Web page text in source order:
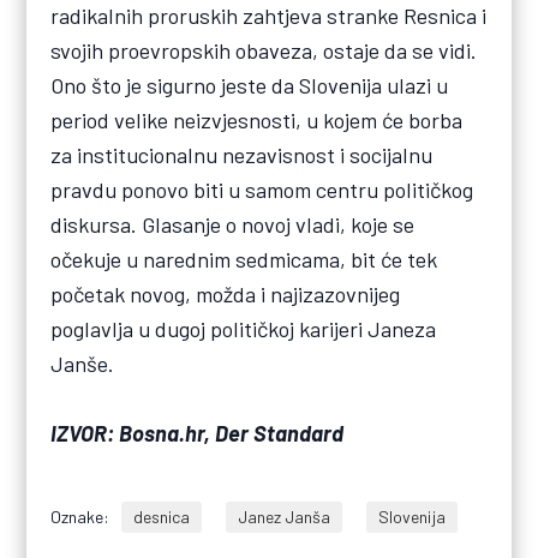
radikalnih proruskih zahtjeva stranke Resnica i
svojih proevropskih obaveza, ostaje da se vidi.
Ono što je sigurno jeste da Slovenija ulazi u
period velike neizvjesnosti, u kojem će borba
za institucionalnu nezavisnost i socijalnu
pravdu ponovo biti u samom centru političkog
diskursa. Glasanje o novoj vladi, koje se
očekuje u narednim sedmicama, bit će tek
početak novog, možda i najizazovnijeg
poglavlja u dugoj političkoj karijeri Janeza
Janše.
IZVOR: Bosna.hr, Der Standard
Oznake: desnica Janez Janša Slovenija